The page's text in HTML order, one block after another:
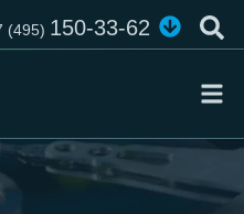
(495)150-33-62